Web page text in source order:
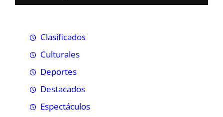
Clasificados
Culturales
Deportes
Destacados
Espectáculos